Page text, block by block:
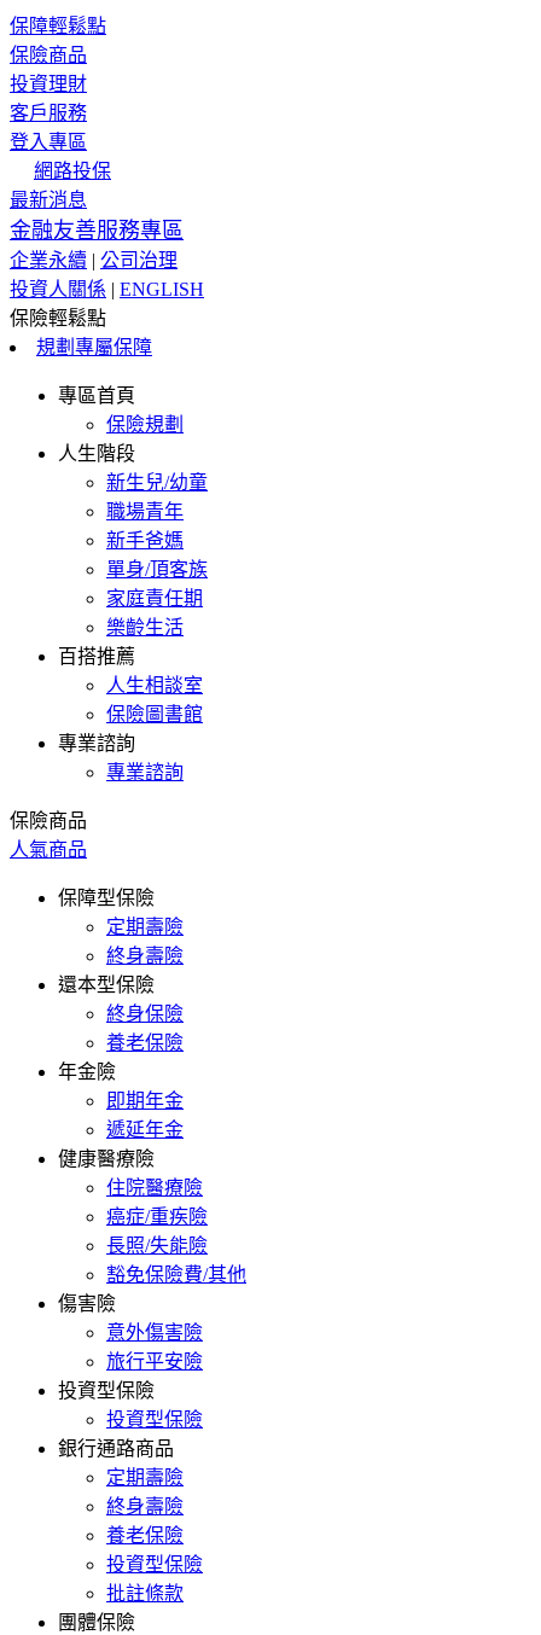
保障輕鬆點
保險商品
投資理財
客戶服務
登入專區
網路投保
最新消息
金融友善服務專區
企業永續 | 公司治理
投資人關係 | ENGLISH
保險輕鬆點
規劃專屬保障
專區首頁
保險規劃
人生階段
新生兒/幼童
職場青年
新手爸媽
單身/頂客族
家庭責任期
樂齡生活
百搭推薦
人生相談室
保險圖書館
專業諮詢
專業諮詢
保險商品
人氣商品
保障型保險
定期壽險
終身壽險
還本型保險
終身保險
養老保險
年金險
即期年金
遞延年金
健康醫療險
住院醫療險
癌症/重疾險
長照/失能險
豁免保險費/其他
傷害險
意外傷害險
旅行平安險
投資型保險
投資型保險
銀行通路商品
定期壽險
終身壽險
養老保險
投資型保險
批註條款
團體保險